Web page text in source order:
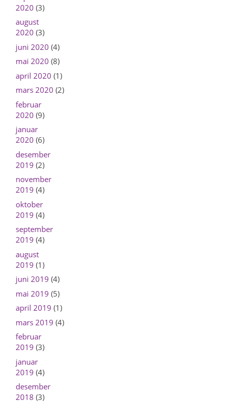
2020 (3)
august
2020 (3)
juni 2020 (4)
mai 2020 (8)
april 2020 (1)
mars 2020 (2)
februar
2020 (9)
januar
2020 (6)
desember
2019 (2)
november
2019 (4)
oktober
2019 (4)
september
2019 (4)
august
2019 (1)
juni 2019 (4)
mai 2019 (5)
april 2019 (1)
mars 2019 (4)
februar
2019 (3)
januar
2019 (4)
desember
2018 (3)